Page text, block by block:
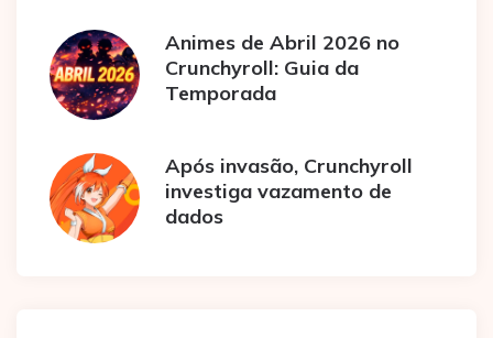
Animes de Abril 2026 no
Crunchyroll: Guia da
Temporada
Após invasão, Crunchyroll
investiga vazamento de
dados